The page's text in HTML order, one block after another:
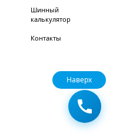
Шинный
калькулятор
Контакты
Наверх